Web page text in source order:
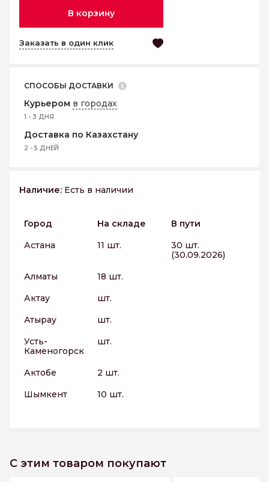
В корзину
Заказать в один клик
СПОСОБЫ ДОСТАВКИ
Курьером в городах
1 - 3 ДНЯ
Доставка по Казахстану
2 - 5 ДНЕЙ
Наличие: Есть в наличии
Город На складе
В пути
Астана
11 шт.
30 шт.
(30.09.2026)
Алматы
18 шт.
Актау
шт.
Атырау
шт.
Усть-
Каменогорск
шт.
Актобе
2 шт.
Шымкент
10 шт.
С этим товаром покупают